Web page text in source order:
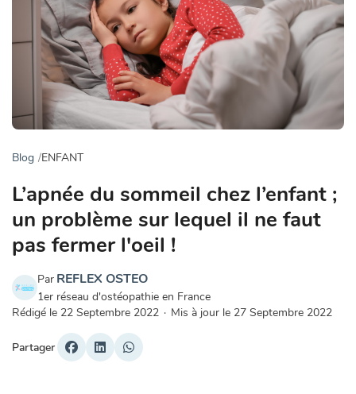
Blog ENFANT
L’apnée du sommeil chez l’enfant ;
un problème sur lequel il ne faut
pas fermer l'oeil !
Par REFLEX OSTEO
1er réseau d'ostéopathie en France
Rédigé le 22 Septembre 2022 · Mis à jour le 27 Septembre 2022
Partager